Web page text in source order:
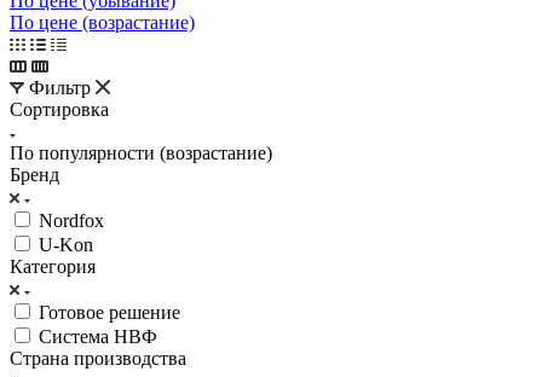
По цене (возрастание)
Фильтр
Сортировка
По популярности (возрастание)
Бренд
Nordfox
U-Kon
Категория
Готовое решение
Система НВФ
Страна производства